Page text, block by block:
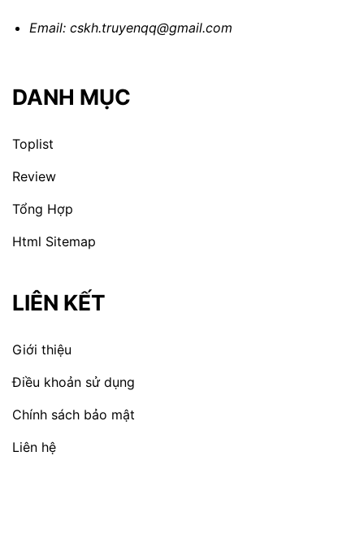
Email: cskh.truyenqq@gmail.com
DANH MỤC
Toplist
Review
Tổng Hợp
Html Sitemap
LIÊN KẾT
Giới thiệu
Điều khoản sử dụng
Chính sách bảo mật
Liên hệ